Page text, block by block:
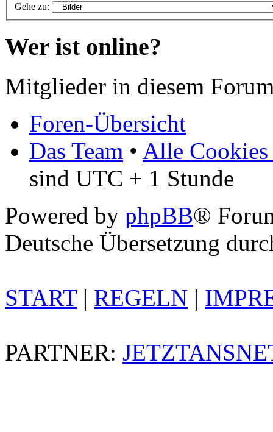
Gehe zu:
Wer ist online?
Mitglieder in diesem
Foren-Übersicht
Das Team • Alle Cookies
sind UTC + 1 Stunde
Powered by phpBB®
Deutsche Übersetzung
START| REGELN |
PARTNER: